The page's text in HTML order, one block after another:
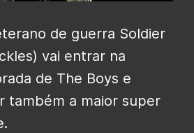
de guerra Soldier
vai entrar na
de The Boys e
também a maior super